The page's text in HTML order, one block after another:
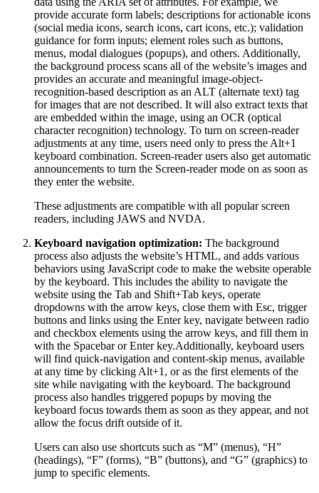
provide accurate form labels; descriptions for actionable icons
(social media icons, search icons, cart icons, etc.); validation
guidance for form inputs; element roles such as buttons,
menus, modal dialogues (popups), and others. Additionally,
the background process scans all of the website’s images and
provides an accurate and meaningful image-object-
recognition-based description as an ALT (alternate text) tag
for images that are not described. It will also extract texts that
are embedded within the image, using an OCR (optical
character recognition) technology. To turn on screen-reader
adjustments at any time, users need only to press the Alt+1
keyboard combination. Screen-reader users also get automatic
announcements to turn the Screen-reader mode on as soon as
they enter the website.
These adjustments are compatible with all popular screen
readers, including JAWS and NVDA.
Keyboard navigation optimization: The background
process also adjusts the website’s HTML, and adds various
behaviors using JavaScript code to make the website operable
by the keyboard. This includes the ability to navigate the
website using the Tab and Shift+Tab keys, operate
dropdowns with the arrow keys, close them with Esc, trigger
buttons and links using the Enter key, navigate between radio
and checkbox elements using the arrow keys, and fill them in
with the Spacebar or Enter key.Additionally, keyboard users
will find quick-navigation and content-skip menus, available
at any time by clicking Alt+1, or as the first elements of the
site while navigating with the keyboard. The background
process also handles triggered popups by moving the
keyboard focus towards them as soon as they appear, and not
allow the focus drift outside of it.
Users can also use shortcuts such as “M” (menus), “H”
(headings), “F” (forms), “B” (buttons), and “G” (graphics) to
jump to specific elements.